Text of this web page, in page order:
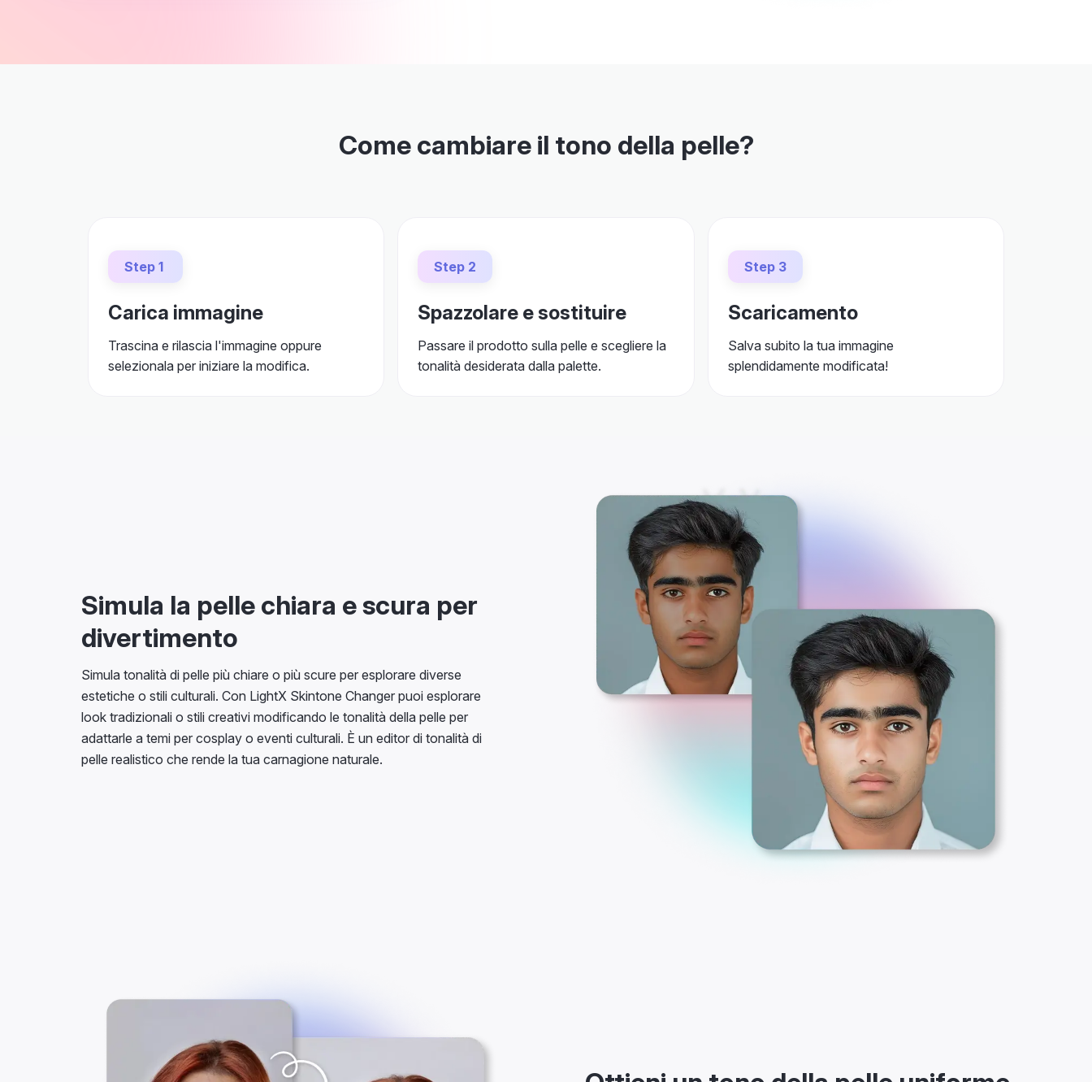
Come cambiare il tono della pelle?
Step 1
Carica immagine
Trascina e rilascia l'immagine oppure
selezionala per iniziare la modifica.
Step 2
Spazzolare e sostituire
Passare il prodotto sulla pelle e scegliere la
tonalità desiderata dalla palette.
Step 3
Scaricamento
Salva subito la tua immagine
splendidamente modificata!
Simula la pelle chiara e scura per
divertimento
Simula tonalità di pelle più chiare o più scure per esplorare diverse
estetiche o stili culturali. Con LightX Skintone Changer puoi esplorare
look tradizionali o stili creativi modificando le tonalità della pelle per
adattarle a temi per cosplay o eventi culturali. È un editor di tonalità di
pelle realistico che rende la tua carnagione naturale.